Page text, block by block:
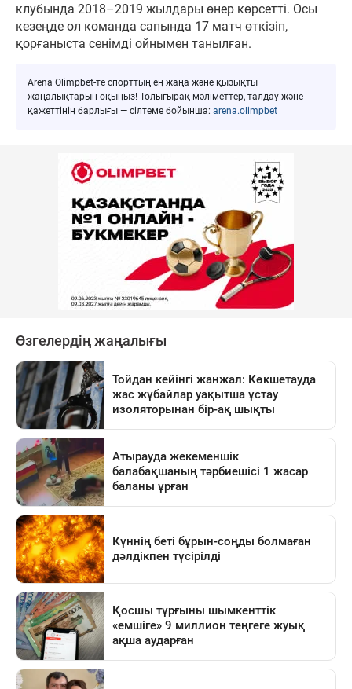
клубында 2018–2019 жылдары өнер көрсетті. Осы
кезеңде ол команда сапында 17 матч өткізіп,
қорғаныста сенімді ойнымен танылған.
Arena Olimpbet-те спорттың ең жаңа және қызықты
жаңалықтарын оқыңыз! Толығырақ мәліметтер, талдау және
қажеттінің барлығы — сілтеме бойынша: arena.olimpbet